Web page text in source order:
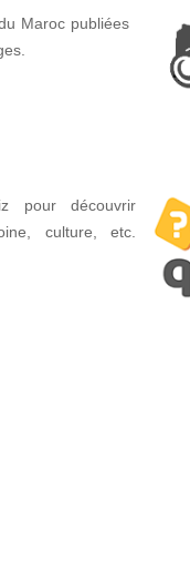
Maroc publiées
pour découvrir
culture, etc.